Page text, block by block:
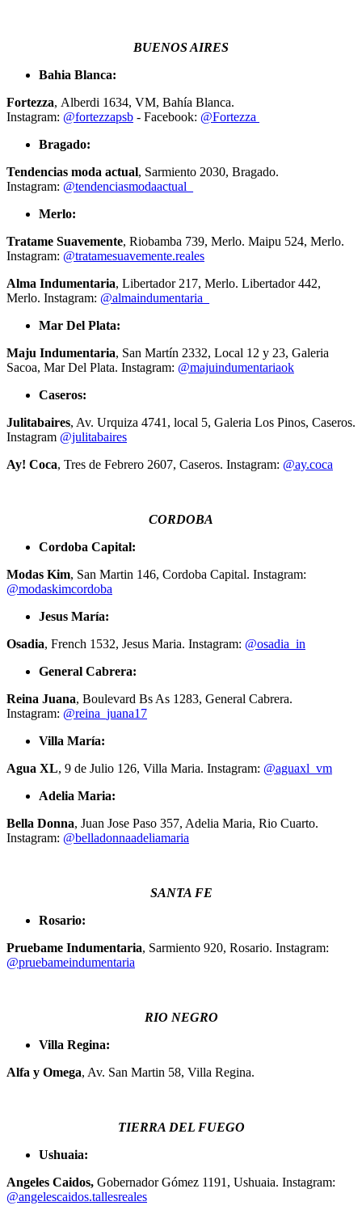
BUENOS AIRES
Bahia Blanca:
Fortezza, Alberdi 1634, VM, Bahía Blanca.
Instagram: @fortezzapsb - Facebook: @Fortezza
Bragado:
Tendencias moda actual, Sarmiento 2030, Bragado.
Instagram: @tendenciasmodaactual_
Merlo:
Tratame Suavemente, Riobamba 739, Merlo. Maipu 524, Merlo.
Instagram: @tratamesuavemente.reales
Alma Indumentaria, Libertador 217, Merlo. Libertador 442,
Merlo. Instagram: @almaindumentaria_
Mar Del Plata:
Maju Indumentaria, San Martín 2332, Local 12 y 23, Galeria
Sacoa, Mar Del Plata. Instagram: @majuindumentariaok
Caseros:
Julitabaires, Av. Urquiza 4741, local 5, Galeria Los Pinos, Caseros.
Instagram @julitabaires
Ay! Coca, Tres de Febrero 2607, Caseros. Instagram: @ay.coca
CORDOBA
Cordoba Capital:
​Modas Kim, San Martin 146, Cordoba Capital. Instagram:
@modaskimcordoba
Jesus María:
Osadia, French 1532, Jesus Maria. Instagram: @osadia_in
General Cabrera:
​Reina Juana, Boulevard Bs As 1283, General Cabrera.
Instagram: @reina_juana17
Villa María:
Agua XL, 9 de Julio 126, Villa Maria. Instagram: @aguaxl_vm
Adelia Maria:
Bella Donna, Juan Jose Paso 357, Adelia Maria, Rio Cuarto.
Instagram: @belladonnaadeliamaria
SANTA FE
Rosario:
Pruebame Indumentaria, Sarmiento 920, Rosario. Instagram:
@pruebameindumentaria
RIO NEGRO
Villa Regina:
Alfa y Omega, Av. San Martin 58, Villa Regina.
TIERRA DEL FUEGO
​Ushuaia:
Angeles Caidos, Gobernador Gómez 1191, Ushuaia. Instagram:
@angelescaidos.tallesreales